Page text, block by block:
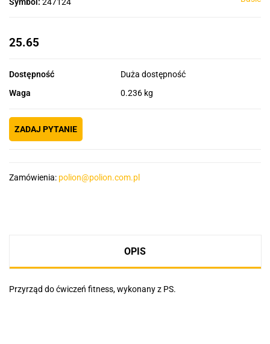
Symbol: 247124
25.65
Dostępność
Duża dostępność
Waga
0.236 kg
ZADAJ PYTANIE
Zamówienia: polion@polion.com.pl
OPIS
Przyrząd do ćwiczeń fitness, wykonany z PS.